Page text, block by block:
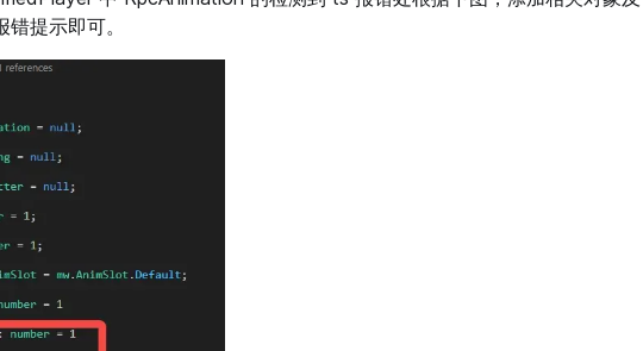
提示即可。